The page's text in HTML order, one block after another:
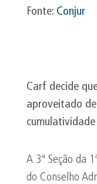
Fonte: Conjur
Carf decide
aproveitado
A 3ª Seção da
do Conselho